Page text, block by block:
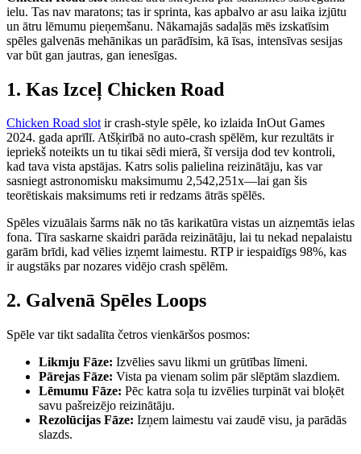
ielu. Tas nav maratons; tas ir sprinta, kas apbalvo ar asu laika izjūtu
un ātru lēmumu pieņemšanu. Nākamajās sadaļās mēs izskatīsim
spēles galvenās mehānikas un parādīsim, kā īsas, intensīvas sesijas
var būt gan jautras, gan ienesīgas.
1. Kas Izceļ Chicken Road
Chicken Road slotir crash-style spēle, ko izlaida InOut Games
2024. gada aprīlī. Atšķirībā no auto‑crash spēlēm, kur rezultāts ir
iepriekš noteikts un tu tikai sēdi mierā, šī versija dod tev kontroli,
kad tava vista apstājas. Katrs solis palielina reizinātāju, kas var
sasniegt astronomisku maksimumu 2,542,251x—lai gan šis
teorētiskais maksimums reti ir redzams ātrās spēlēs.
Spēles vizuālais šarms nāk no tās karikatūra vistas un aizņemtās ielas
fona. Tīra saskarne skaidri parāda reizinātāju, lai tu nekad nepalaistu
garām brīdi, kad vēlies izņemt laimestu. RTP ir iespaidīgs 98%, kas
ir augstāks par nozares vidējo crash spēlēm.
2. Galvenā Spēles Loops
Spēle var tikt sadalīta četros vienkāršos posmos:
Likmju Fāze: Izvēlies savu likmi un grūtības līmeni.
Pārejas Fāze: Vista pa vienam solim pār slēptām slazdiem.
Lēmumu Fāze: Pēc katra soļa tu izvēlies turpināt vai bloķēt
savu pašreizējo reizinātāju.
Rezolūcijas Fāze: Izņem laimestu vai zaudē visu, ja parādās
slazds.